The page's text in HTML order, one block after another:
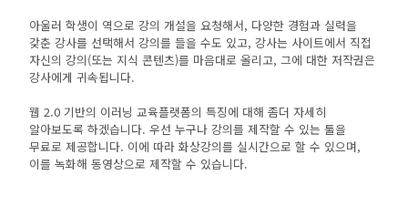
아울러 학생이 역으로 강의 개설을 요청해서, 다양한 경험과 실력을
갖춘 강사를 선택해서 강의를 들을 수도 있고, 강사는 사이트에서 직접
자신의 강의(또는 지식 콘텐츠)를 마음대로 올리고, 그에 대한 저작권은
강사에게 귀속됩니다.
웹 2.0 기반의 이러닝 교육플랫폼의 특징에 대해 좀더 자세히
알아보도록 하겠습니다. 우선 누구나 강의를 제작할 수 있는 툴을
무료로 제공합니다. 이에 따라 화상강의를 실시간으로 할 수 있으며,
이를 녹화해 동영상으로 제작할 수 있습니다.